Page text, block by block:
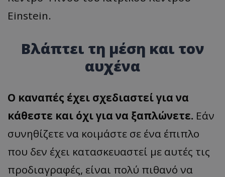
Einstein.
Βλάπτει τη μέση και τον
αυχένα
Ο καναπές έχει σχεδιαστεί για να
κάθεστε και όχι για να ξαπλώνετε. Εάν
συνηθίζετε να κοιμάστε σε ένα έπιπλο
που δεν έχει κατασκευαστεί με αυτές τις
προδιαγραφές, είναι πολύ πιθανό να